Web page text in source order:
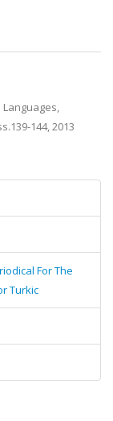
144, 2013
For The
Turkic